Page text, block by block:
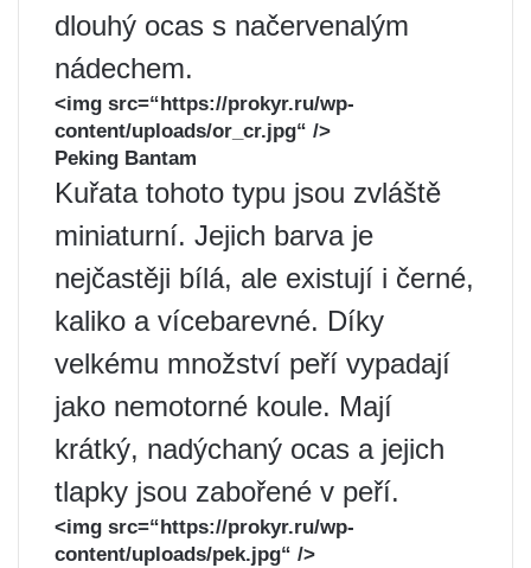
dlouhý ocas s načervenalým
nádechem.
<img src=“https://prokyr.ru/wp-
content/uploads/or_cr.jpg“ />
Peking Bantam
Kuřata tohoto typu jsou zvláště
miniaturní. Jejich barva je
nejčastěji bílá, ale existují i ​​černé,
kaliko a vícebarevné. Díky
velkému množství peří vypadají
jako nemotorné koule. Mají
krátký, nadýchaný ocas a jejich
tlapky jsou zabořené v peří.
<img src=“https://prokyr.ru/wp-
content/uploads/pek.jpg“ />